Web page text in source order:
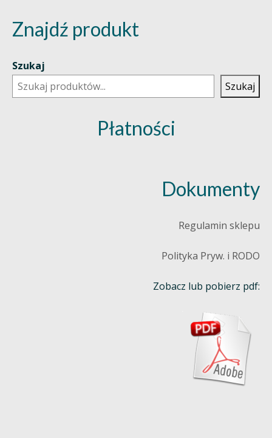
Znajdź produkt
Szukaj
Szukaj
Płatności
Dokumenty
Regulamin sklepu
Polityka Pryw. i RODO
Zobacz lub pobierz pdf: